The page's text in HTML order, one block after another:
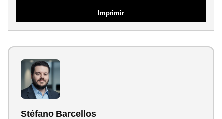
Imprimir
Stéfano Barcellos